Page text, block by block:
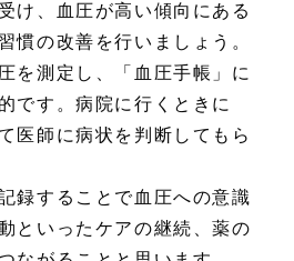
け、血圧が高い傾向にある
慣の改善を行いましょう。
を測定し、「血圧手帳」に
です。病院に行くときに
医師に病状を判断してもら
録することで血圧への意識
といったケアの継続、薬の